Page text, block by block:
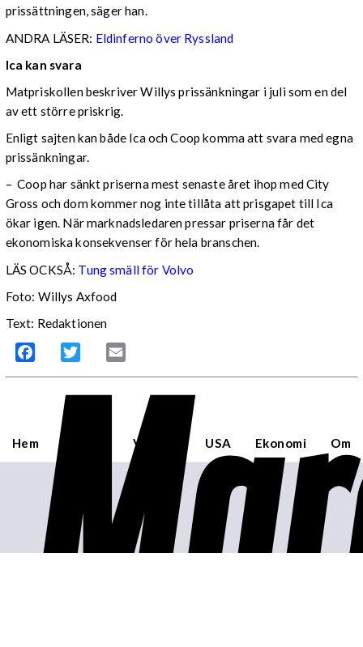
prissättningen, säger han.
ANDRA LÄSER: Eldinferno över Ryssland
Ica kan svara
Matpriskollen beskriver Willys prissänkningar i juli som en del
av ett större priskrig.
Enligt sajten kan både Ica och Coop komma att svara med egna
prissänkningar.
– Coop har sänkt priserna mest senaste året ihop med City
Gross och dom kommer nog inte tillåta att prisgapet till Ica
ökar igen. När marknadsledaren pressar priserna får det
ekonomiska konsekvenser för hela branschen.
LÄS OCKSÅ: Tung smäll för Volvo
Foto: Willys Axfood
Text: Redaktionen
Facebook Twitter
Hem Världen USA Ekonomi Om